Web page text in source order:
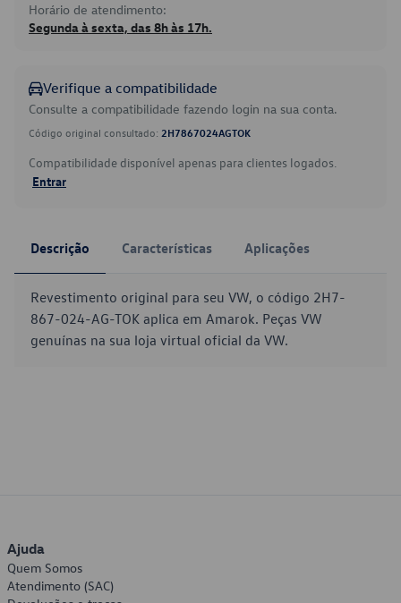
Horário de atendimento:
Segunda à sexta, das 8h às 17h.
Verifique a compatibilidade
Consulte a compatibilidade fazendo login na sua conta.
Código original consultado: 2H7867024AGTOK
Compatibilidade disponível apenas para clientes logados.
Entrar
Descrição Características Aplicações
Revestimento original para seu VW, o código 2H7-
867-024-AG-TOK aplica em Amarok. Peças VW
genuínas na sua loja virtual oficial da VW.
Ajuda
Quem Somos
Atendimento (SAC)